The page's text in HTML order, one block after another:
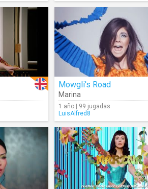
Mowgli's Road
Marina
1 año | 99 jugadas
LuisAlfred8